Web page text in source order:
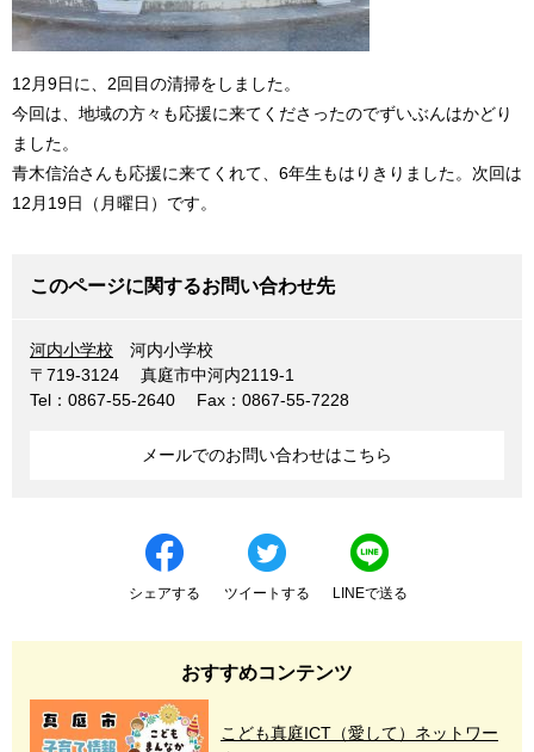
12月9日に、2回目の清掃をしました。
今回は、地域の方々も応援に来てくださったのでずいぶんはかどり
ました。
青木信治さんも応援に来てくれて、6年生もはりきりました。次回は
12月19日（月曜日）です。
このページに関するお問い合わせ先
河内小学校
河内小学校
〒719-3124
真庭市中河内2119-1
Tel：0867-55-2640
Fax：0867-55-7228
メールでのお問い合わせはこちら
シェアする ツイートする LINEで送る
おすすめコンテンツ
こども真庭ICT（愛して）ネットワー